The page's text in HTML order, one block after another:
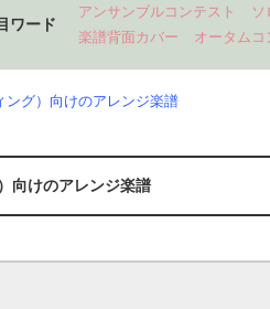
ワード
アンサンブルコンテスト ソ
楽譜背面カバー
オータムコ
ング）向けのアレンジ楽譜
向けのアレンジ楽譜